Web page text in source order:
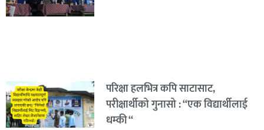
परिक्षा हलभित्र कपि साटासाट,
परीक्षार्थीको गुनासो : “एक विद्यार्थीलाई
धम्की “